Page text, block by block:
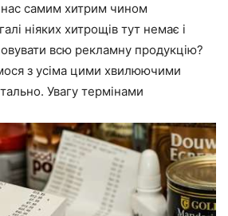
самим хитрим чином
ніяких хитрощів тут немає і
всю рекламну продукцію?
з усіма цими хвилюючими
Увагу термінами